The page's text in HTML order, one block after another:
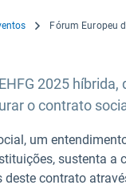
Fórum Europeu
2025
o contrato
um
sustenta a
deste contrato